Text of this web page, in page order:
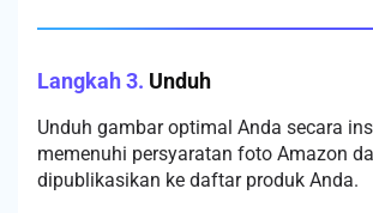
Unduh gambar optimal Anda secara
memenuhi persyaratan foto Amazon
dipublikasikan ke daftar produk Anda.